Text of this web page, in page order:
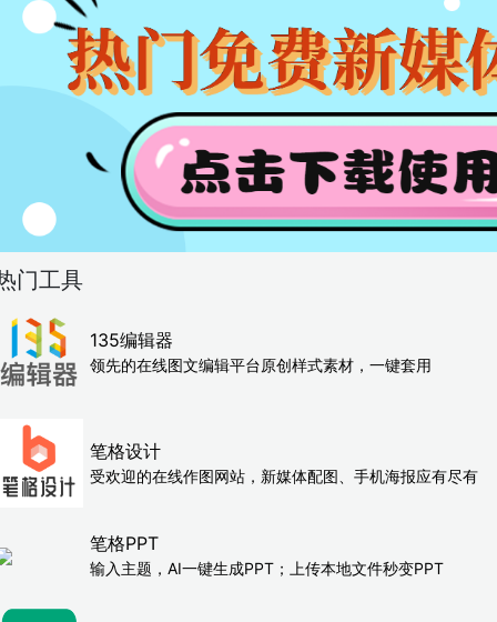
门工具
135编辑器
领先的在线图文编辑平台原创样式素材，一键套用
笔格设计
受欢迎的在线作图网站，新媒体配图、手机海报应有尽有
笔格PPT
输入主题，AI一键生成PPT；上传本地文件秒变PPT